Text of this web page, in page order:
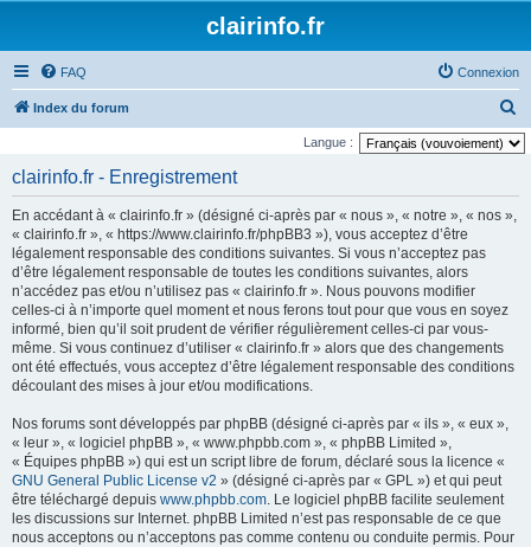
clairinfo.fr
FAQ Connexion
Index du forum
e
Langue :
clairinfo.fr - Enregistrement
En accédant à « clairinfo.fr » (désigné ci-après par « nous », « notre », « nos »,
« clairinfo.fr », « https://www.clairinfo.fr/phpBB3 »), vous acceptez d’être
légalement responsable des conditions suivantes. Si vous n’acceptez pas
d’être légalement responsable de toutes les conditions suivantes, alors
n’accédez pas et/ou n’utilisez pas « clairinfo.fr ». Nous pouvons modifier
celles-ci à n’importe quel moment et nous ferons tout pour que vous en soyez
informé, bien qu’il soit prudent de vérifier régulièrement celles-ci par vous-
même. Si vous continuez d’utiliser « clairinfo.fr » alors que des changements
ont été effectués, vous acceptez d’être légalement responsable des conditions
découlant des mises à jour et/ou modifications.
Nos forums sont développés par phpBB (désigné ci-après par « ils », « eux »,
« leur », « logiciel phpBB », « www.phpbb.com », « phpBB Limited »,
« Équipes phpBB ») qui est un script libre de forum, déclaré sous la licence «
GNU General Public License v2 » (désigné ci-après par « GPL ») et qui peut
être téléchargé depuis www.phpbb.com. Le logiciel phpBB facilite seulement
les discussions sur Internet. phpBB Limited n’est pas responsable de ce que
nous acceptons ou n’acceptons pas comme contenu ou conduite permis. Pour